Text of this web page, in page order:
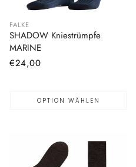
FALKE
SHADOW Kniestrümpfe
MARINE
Normaler
€24,00
OPTION WÄHLEN